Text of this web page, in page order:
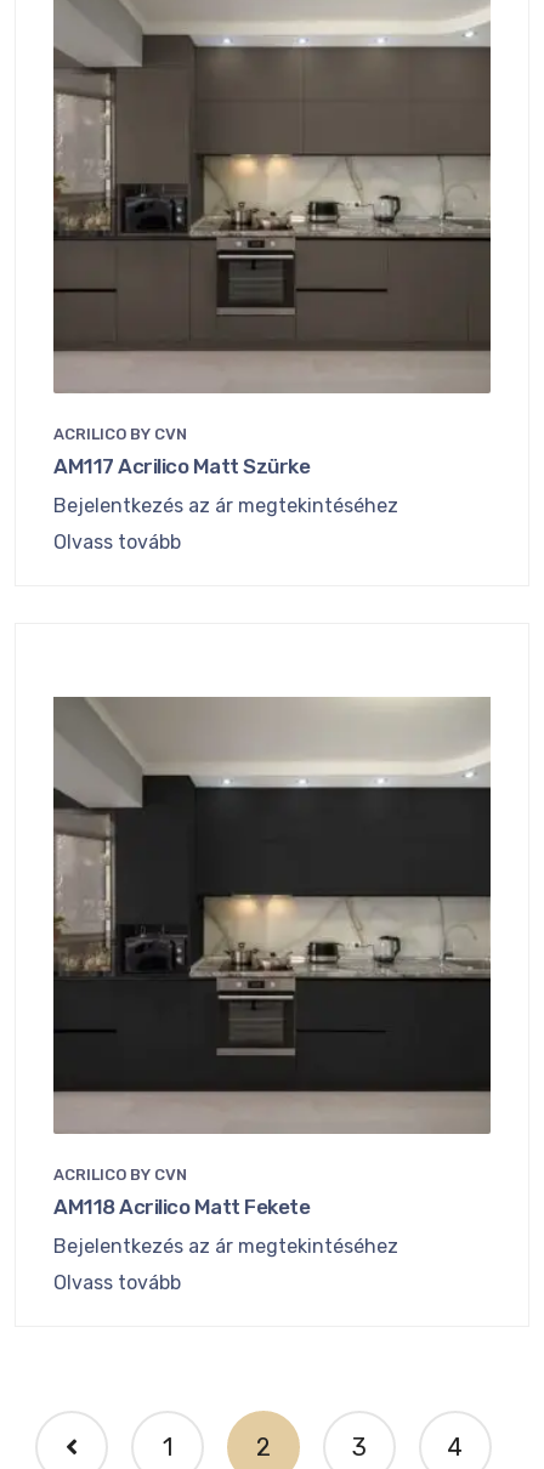
ACRILICO BY CVN
AM117 Acrilico Matt Szürke
Bejelentkezés az ár megtekintéséhez
Olvass tovább
ACRILICO BY CVN
AM118 Acrilico Matt Fekete
Bejelentkezés az ár megtekintéséhez
Olvass tovább
1 2 3 4